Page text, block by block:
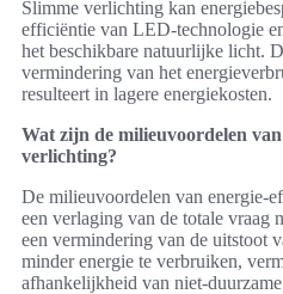
Slimme verlichting kan
efficiëntie van LED-technologie
het beschikbare natuurlijke licht.
vermindering van het
resulteert in lagere energiekosten.
Wat zijn de milieuvoordelen
verlichting?
De milieuvoordelen van energie-
een verlaging van de totale vraag
een vermindering van de uitstoot
minder energie te verbruiken,
afhankelijkheid van niet-